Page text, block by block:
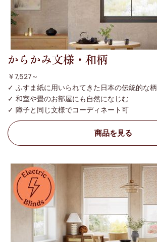
からかみ文様・和柄
￥7,527～
✓ ふすま紙に用いられてきた日本の伝統的な柄
✓ 和室や畳のお部屋にも自然になじむ
✓ 障子と同じ文様でコーディネート可
商品を見る